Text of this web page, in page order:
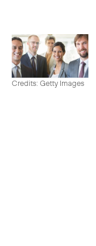
Credits: Getty Images